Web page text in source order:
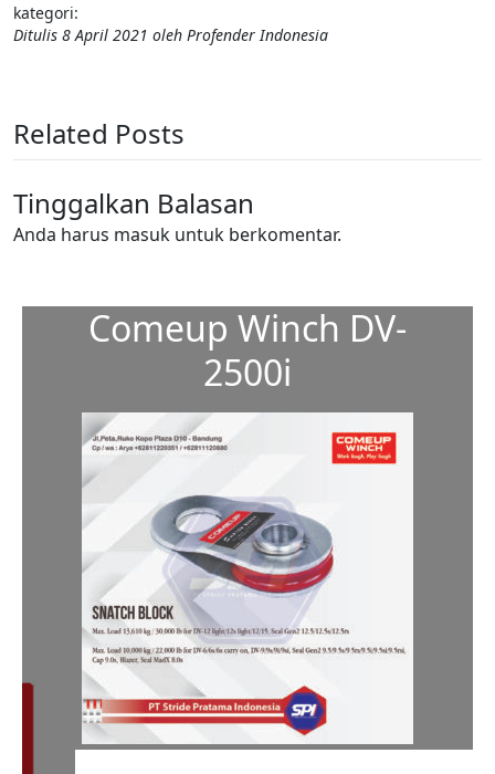
kategori:
Ditulis 8 April 2021 oleh Profender Indonesia
Related Posts
Tinggalkan Balasan
Anda harus masuk untuk berkomentar.
Comeup Winch DV-
2500i